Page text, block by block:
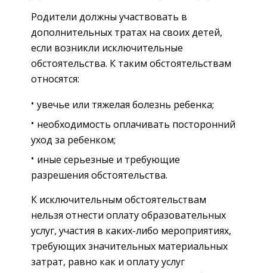
Родители должны участвовать в
дополнительных тратах на своих детей,
если возникли исключительные
обстоятельства. К таким обстоятельствам
относятся:
увечье или тяжелая болезнь ребенка;
необходимость оплачивать посторонний
уход за ребенком;
иные серьезные и требующие
разрешения обстоятельства.
К исключительным обстоятельствам
нельзя отнести оплату образовательных
услуг, участия в каких-либо мероприятиях,
требующих значительных материальных
затрат, равно как и оплату услуг